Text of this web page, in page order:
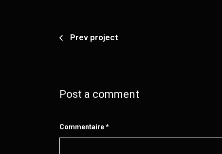
Prev project
Post a comment
Commentaire*